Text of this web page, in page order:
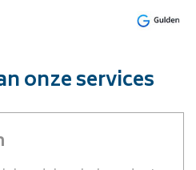
onze services